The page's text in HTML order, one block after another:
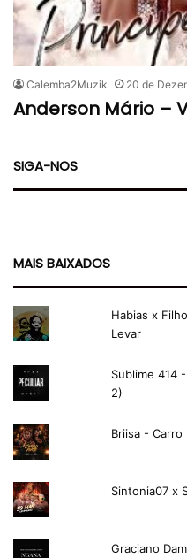
Calemba2Muzik 20 de
Anderson Mário –
SIGA-NOS
MAIS BAIXADOS
Habias x
Levar
Sublime 414
2)
Briisa -
Sintonia07 x
Graciano